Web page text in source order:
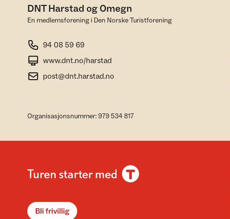
DNT Harstad og Omegn
En medlemsforening i Den Norske Turistforening
94 08 59 69
www.dnt.no/harstad
post@dnt.harstad.no
Organisasjonsnummer: 979 534 817
Bli frivillig